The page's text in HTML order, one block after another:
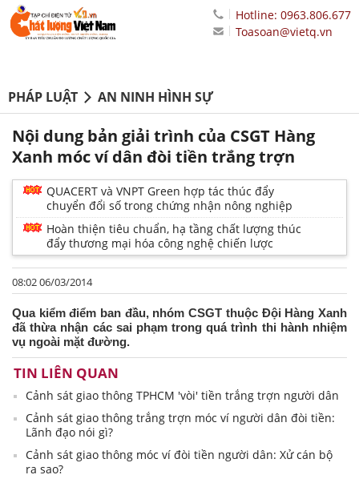
Hotline: 0963.806.677
Toasoan@vietq.vn
PHÁP LUẬT AN NINH HÌNH SỰ
Nội dung bản giải trình của CSGT Hàng
Xanh móc ví dân đòi tiền trắng trợn
QUACERT và VNPT Green hợp tác thúc đẩy
chuyển đổi số trong chứng nhận nông nghiệp
Hoàn thiện tiêu chuẩn, hạ tầng chất lượng thúc
đẩy thương mại hóa công nghệ chiến lược
08:02 06/03/2014
Qua kiểm điểm ban đầu, nhóm CSGT thuộc Đội Hàng Xanh
đã thừa nhận các sai phạm trong quá trình thi hành nhiệm
vụ ngoài mặt đường.
TIN LIÊN QUAN
Cảnh sát giao thông TPHCM 'vòi' tiền trắng trợn người dân
Cảnh sát giao thông trắng trợn móc ví người dân đòi tiền:
Lãnh đạo nói gì?
Cảnh sát giao thông móc ví đòi tiền người dân: Xử cán bộ
ra sao?